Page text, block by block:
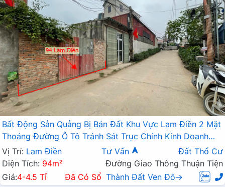
Bất Động Sản Quảng Bị Bán Đất Khu Vực Lam Điền 2 Mặt
Thoáng Đường Ô Tô Tránh Sát Trục Chính Kinh Doanh
Liên Xã
Vị Trí: Lam Điền Tư Vấn
Đất Thổ Cư
Diện Tích: 94m²
Đường Giao Thông Thuận Tiện
Giá:4-4.5 Tỉ Đã Có Sổ Thành Đất Ven Đô→